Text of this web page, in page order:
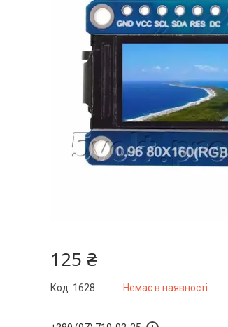
125 ₴
Немає в наявності
Код: 1628